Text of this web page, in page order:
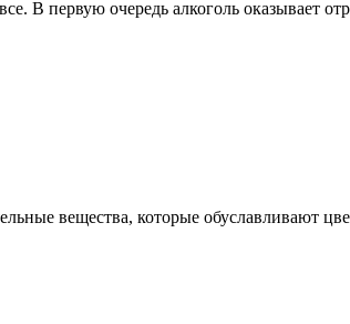
В первую очередь алкоголь оказывает
вещества, которые обуславливают